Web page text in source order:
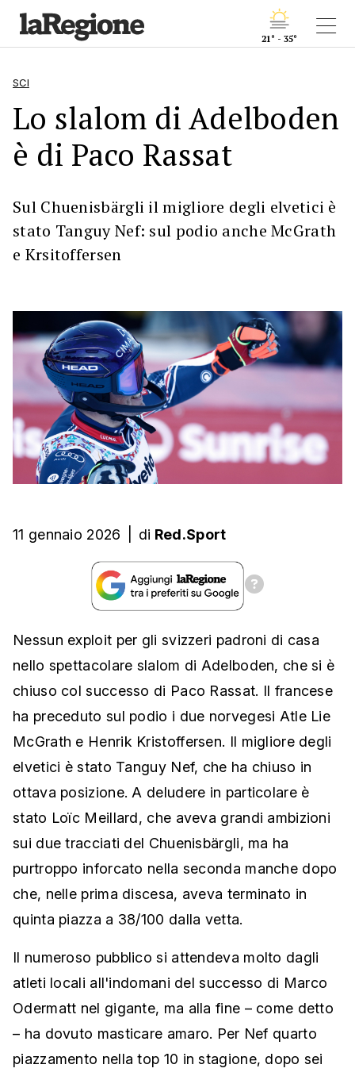
21° - 35°
SCI
Lo slalom di Adelboden
è di Paco Rassat
Sul Chuenisbärgli il migliore degli elvetici è
stato Tanguy Nef: sul podio anche McGrath
e Krsitoffersen
11 gennaio 2026 di Red.Sport
Nessun exploit per gli svizzeri padroni di casa
nello spettacolare slalom di Adelboden, che si è
chiuso col successo di Paco Rassat. Il francese
ha preceduto sul podio i due norvegesi Atle Lie
McGrath e Henrik Kristoffersen. Il migliore degli
elvetici è stato Tanguy Nef, che ha chiuso in
ottava posizione. A deludere in particolare è
stato Loïc Meillard, che aveva grandi ambizioni
sui due tracciati del Chuenisbärgli, ma ha
purtroppo inforcato nella seconda manche dopo
che, nelle prima discesa, aveva terminato in
quinta piazza a 38/100 dalla vetta.
Il numeroso pubblico si attendeva molto dagli
atleti locali all'indomani del successo di Marco
Odermatt nel gigante, ma alla fine – come detto
– ha dovuto masticare amaro. Per Nef quarto
piazzamento nella top 10 in stagione, dopo sei